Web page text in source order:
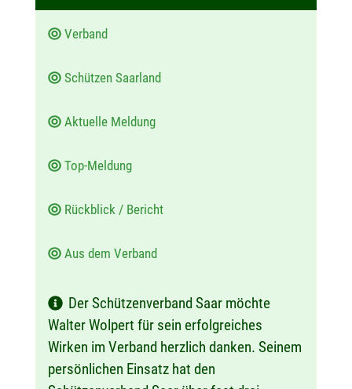
:
Verband
Schützen Saarland
Aktuelle Meldung
Top-Meldung
Rückblick / Bericht
Aus dem Verband
Der Schützenverband Saar möchte
Walter Wolpert für sein erfolgreiches
Wirken im Verband herzlich danken. Seinem
persönlichen Einsatz hat den